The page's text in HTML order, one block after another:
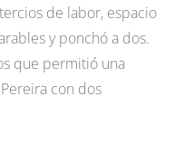
de labor, espacio
y ponchó a dos.
que permitió una
con dos